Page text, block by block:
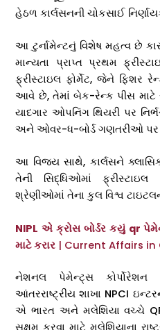
હેઠળ કાર્લસનની ચોકસાઈ
આ ટુર્નામેન્ટનું વિશેષ મહત્વ છે
માન્યતા પ્રાપ્ત પ્રથમ
ફ્રીસ્ટાઇલ ફોર્મેટ, જેને ફિશર
આવે છે, તેમાં બેક-રેન્ક પીસ
યાદગાર ઓપનિંગ થિયરી પર
અને ઓવર-ધ-બોર્ડ ગણતરીઓ પર
આ વિજય સાથે, કાર્લસને
તેની સિદ્ધિઓમાં ફ્રીસ્ટાઇલ
શ્રેણીઓમાં તેના કુલ વિશ્વ
NIPL એ ક્રોસ બોર્ડર કયું qr
માટે કરાર | Current Affairs in
નેશનલ પેમેન્ટ્સ
આંતરરાષ્ટ્રીય શાખા NPCI
એ ભારત અને મલેશિયા વચ્ચે
સક્ષમ કરવા માટે મલેશિયાના